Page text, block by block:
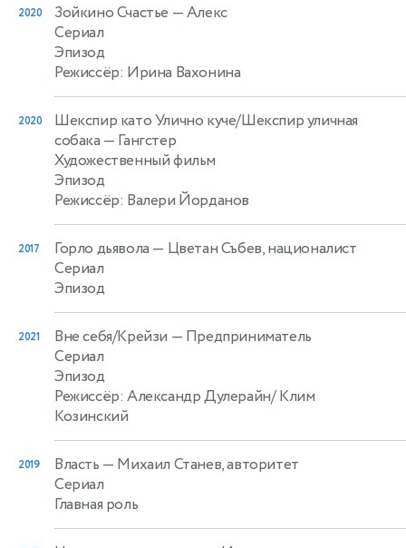
2020 Зойкино Счастье — Алекс
Сериал
Эпизод
Режиссёр: Ирина Вахонина
2020
Шекспир като Улично куче/Шекспир уличная
собака — Гангстер
Художественный фильм
Эпизод
Режиссёр: Валери Йорданов
2017 Горло дьявола — Цветан Събев, националист
Сериал
Эпизод
2021 Вне себя/Крейзи — Предприниматель
Сериал
Эпизод
Режиссёр: Александр Дулерайн/ Клим
Козинский
2019 Власть — Михаил Станев, авторитет
Сериал
Главная роль